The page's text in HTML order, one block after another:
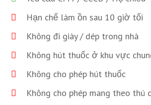
Hạn chế làm ồn sau 10 giờ tối
Không đi giày / dép trong nhà
Không hút thuốc ở khu vực
Không cho phép hút thuốc
Không cho phép mang theo thú